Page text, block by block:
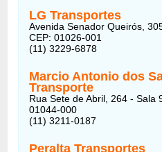
LG Transportes
Avenida Senador Queirós,
CEP: 01026-001
(11) 3229-6878
Marcio Antonio dos
Transporte
Rua Sete de Abril, 264 - Sala
01044-000
(11) 3211-0187
Peralta Transportes